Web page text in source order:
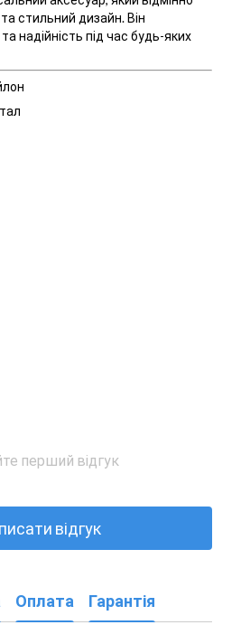
стильний дизайн. Він
надійність під час будь-яких
перший відгук
відгук
Оплата Гарантія